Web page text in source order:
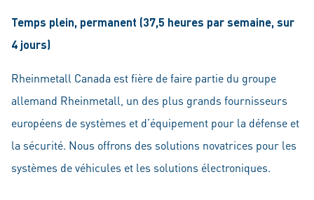
Temps plein, permanent (37,5 heures par semaine, sur
4 jours)
Rheinmetall Canada est fière de faire partie du groupe
allemand Rheinmetall, un des plus grands fournisseurs
européens de systèmes et d’équipement pour la défense et
la sécurité. Nous offrons des solutions novatrices pour les
systèmes de véhicules et les solutions électroniques.